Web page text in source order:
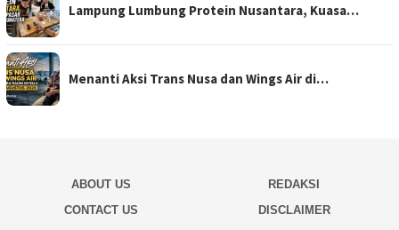
Lampung Lumbung Protein Nusantara, Kuasa…
Menanti Aksi Trans Nusa dan Wings Air di…
ABOUT US
REDAKSI
CONTACT US
DISCLAIMER